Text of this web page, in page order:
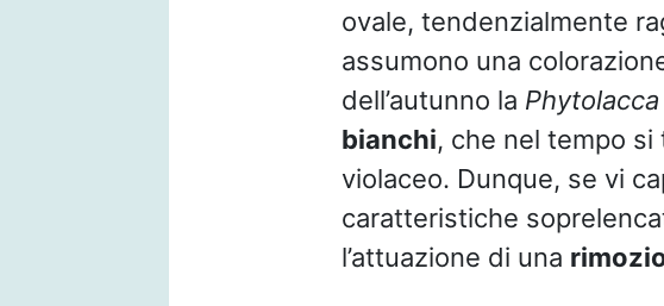
ovale, tendenzialmente
assumono una
dell’autunno la
bianchi, che nel tempo
violaceo. Dunque, se vi
caratteristiche
l’attuazione di una